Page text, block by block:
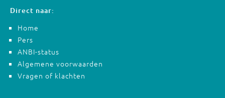
Direct naar:
Home
Pers
ANBI-status
Algemene voorwaarden
Vragen of klachten